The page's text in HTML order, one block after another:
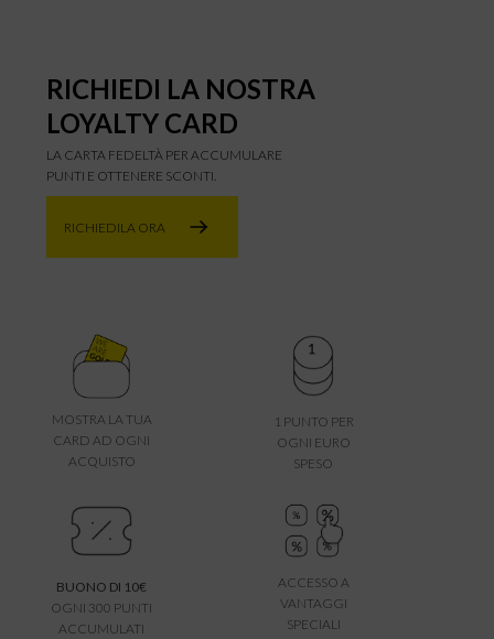
RICHIEDI LA NOSTRA
LOYALTY CARD
LA CARTA FEDELTÀ PER ACCUMULARE
PUNTI E OTTENERE SCONTI.
RICHIEDILA ORA
MOSTRA LA TUA
CARD AD OGNI
ACQUISTO
1 PUNTO PER
OGNI EURO
SPESO
BUONO DI 10€
OGNI 300 PUNTI
ACCUMULATI
ACCESSO A
VANTAGGI
SPECIALI